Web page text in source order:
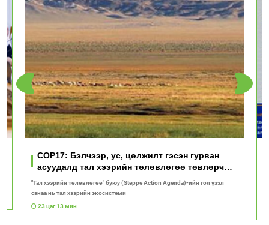
COP17: Бэлчээр, ус, цөлжилт гэсэн гурван
асуудалд тал хээрийн төлөвлөгөө төвлөрч
байна
"Тал хээрийн төлөвлөгөө" буюу (Steppe Action Agenda)-ийн гол үзэл
санаа нь тал хээрийн экосистеми
23 цаг 13 мин